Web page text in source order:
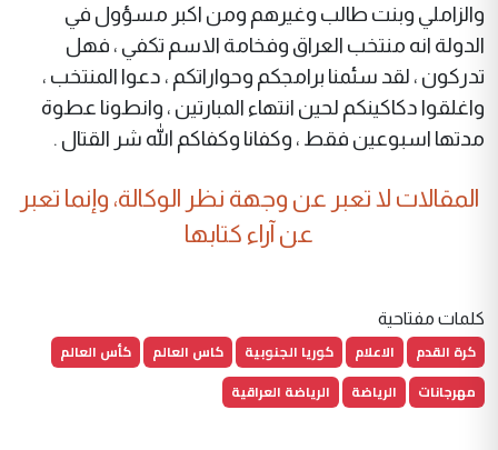
والزاملي وبنت طالب وغيرهم ومن اكبر مسؤول في
الدولة انه منتخب العراق وفخامة الاسم تكفي ، فهل
تدركون ، لقد سئمنا برامجكم وحواراتكم ، دعوا المنتخب ،
واغلقوا دكاكينكم لحين انتهاء المبارتين ، وانطونا عطوة
مدتها اسبوعين فقط ، وكفانا وكفاكم الله شر القتال .
المقالات لا تعبر عن وجهة نظر الوكالة، وإنما تعبر
عن آراء كتابها
كلمات مفتاحية
كرة القدم الاعلام كوريا الجنوبية كاس العالم
كأس العالم
مهرجانات
الرياضة الرياضة العراقية